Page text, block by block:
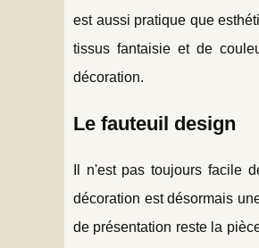
est aussi pratique que
tissus fantaisie et de
décoration.
Le fauteuil design
Il n'est pas toujours facile
décoration est désormais
de présentation reste la